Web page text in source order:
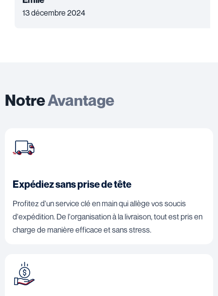
13 décembre 2024
NotreAvantage
Expédiez sans prise de tête
Profitez d'un service clé en main qui allège vos soucis
d'expédition. De l'organisation à la livraison, tout est pris en
charge de manière efficace et sans stress.